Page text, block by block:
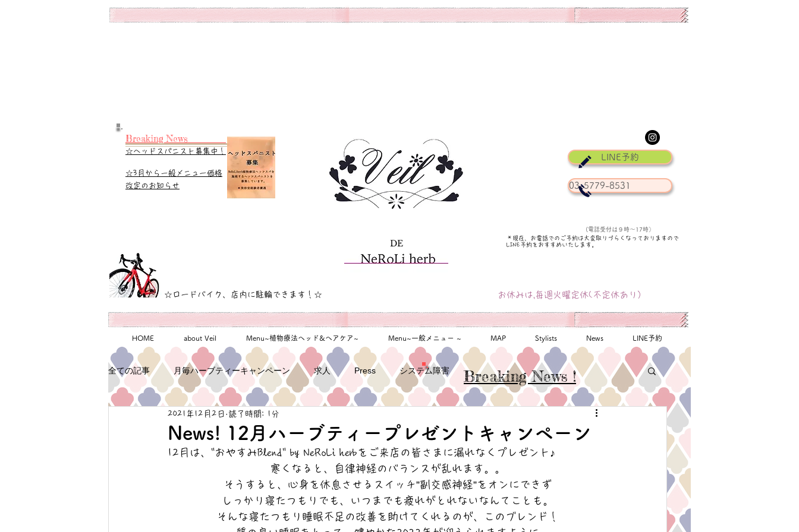
Breaking News
☆ヘッドスパニスト募集中！
​☆3月から一般メニュー価格
改定のお知らせ
LINE予約
03-5779-8531
☆ロードバイク、店内に駐輪できます！☆
DE
(電話受付は９時〜17時）
＊現在、お電話でのご予約は大変取りづらくなっておりますので
LINE予約をおすすめいたします。
お休みは,毎週火曜定休(不定休あり）
HOME about Veil Menu~植物療法ヘッド&ヘアケア~ Menu~一般メニュー ~ MAP Stylists News LINE予約
全ての記事 月毎ハーブティーキャンペーン 求人 Press システム障害
News! 12月ハーブティープレゼントキャンペーン
2021年12月2日 読了時間: 1分
12月は、"おやすみBlend" by NeRoLi herbをご来店の皆さまに漏れなくプレゼント♪
寒くなると、自律神経のバランスが乱れます。。
そうすると、心身を休息させるスイッチ”副交感神経”をオンにできず
しっかり寝たつもりでも、いつまでも疲れがとれないなんてことも。
そんな寝たつもり睡眠不足の改善を助けてくれるのが、このブレンド！
Breaking News !